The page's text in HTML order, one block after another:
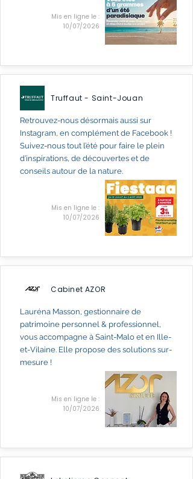
Mis en ligne le :
10/07/2026
Truffaut - Saint-Jouan
Retrouvez-nous désormais aussi sur
Instagram, en complément de Facebook !
Suivez-nous tout l’été pour faire le plein
d’inspirations, de découvertes et de
conseils autour de la nature.
Mis en ligne le :
10/07/2026
Cabinet AZOR
Lauréna Masson, gestionnaire de
patrimoine personnel & professionnel,
vous accompagne à Saint-Malo et en Ille-
et-Vilaine. Elle propose des solutions sur-
mesure !
Mis en ligne le :
10/07/2026